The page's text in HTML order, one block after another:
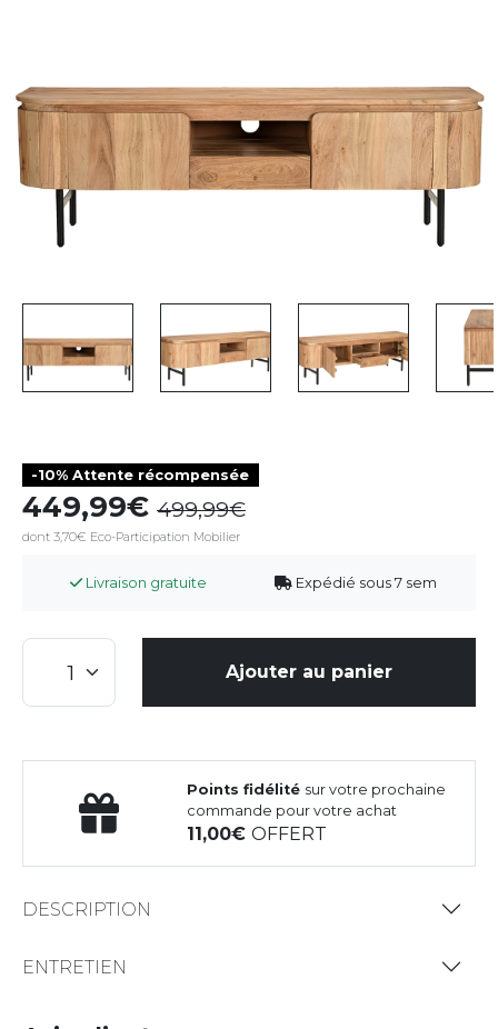
-10% Attente récompensée
449,99 499,99
dont 3,70€ Eco-Participation Mobilier
Livraison gratuite Expédié sous 7 sem
Ajouter au panier
Points fidélité sur votre prochaine
commande pour votre achat
11,00OFFERT
DESCRIPTION
ENTRETIEN